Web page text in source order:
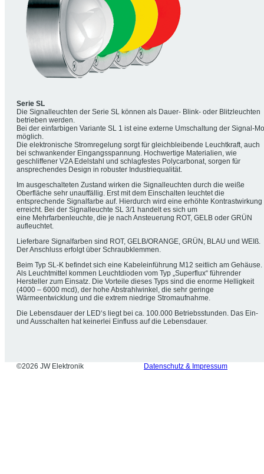
Serie SL
Die Signalleuchten der Serie SL können als Dauer- Blink- oder Blitzleuchten
betrieben werden.
Bei der einfarbigen Variante SL 1 ist eine externe Umschaltung der Signal-
möglich.
Die elektronische Stromregelung sorgt für gleichbleibende Leuchtkraft, auch
bei schwankender Eingangsspannung. Hochwertige Materialien, wie
geschliffener V2A Edelstahl und schlagfestes Polycarbonat, sorgen für
ansprechendes Design in robuster Industriequalität.
Im ausgeschalteten Zustand wirken die Signalleuchten durch die weiße
Oberfläche sehr unauffällig. Erst mit dem Einschalten leuchtet die
entsprechende Signalfarbe auf. Hierdurch wird eine erhöhte Kontrastwirkung
erreicht. Bei der Signalleuchte SL 3/1 handelt es sich um
eine Mehrfarbenleuchte, die je nach Ansteuerung ROT, GELB oder GRÜN
aufleuchtet.
Lieferbare Signalfarben sind ROT, GELB/ORANGE, GRÜN, BLAU und WEIß.
Der Anschluss erfolgt über Schraubklemmen.
Beim Typ SL-K befindet sich eine Kabeleinführung M12 seitlich am Gehäuse.
Als Leuchtmittel kommen Leuchtdioden vom Typ „Superflux“ führender
Hersteller zum Einsatz. Die Vorteile dieses Typs sind die enorme Helligkeit
(4000 – 6000 mcd), der hohe Abstrahlwinkel, die sehr geringe
Wärmeentwicklung und die extrem niedrige Stromaufnahme.
Die Lebensdauer der LED‘s liegt bei ca. 100.000 Betriebsstunden. Das Ein-
und Ausschalten hat keinerlei Einfluss auf die Lebensdauer.
©2026 JW Elektronik Datenschutz & Impressum